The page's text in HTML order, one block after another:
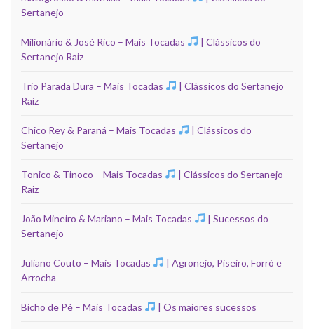
Sertanejo
Milionário & José Rico – Mais Tocadas
| Clássicos do
Sertanejo Raiz
Trio Parada Dura – Mais Tocadas
| Clássicos do Sertanejo
Raiz
Chico Rey & Paraná – Mais Tocadas
| Clássicos do
Sertanejo
Tonico & Tinoco – Mais Tocadas
| Clássicos do Sertanejo
Raiz
João Mineiro & Mariano – Mais Tocadas
| Sucessos do
Sertanejo
Juliano Couto – Mais Tocadas
| Agronejo, Piseiro, Forró e
Arrocha
Bicho de Pé – Mais Tocadas | Os maiores sucessos